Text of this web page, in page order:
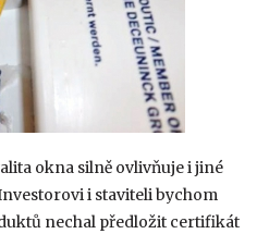
okna silně ovlivňuje i jiné
i staviteli bychom
nechal předložit certifikát